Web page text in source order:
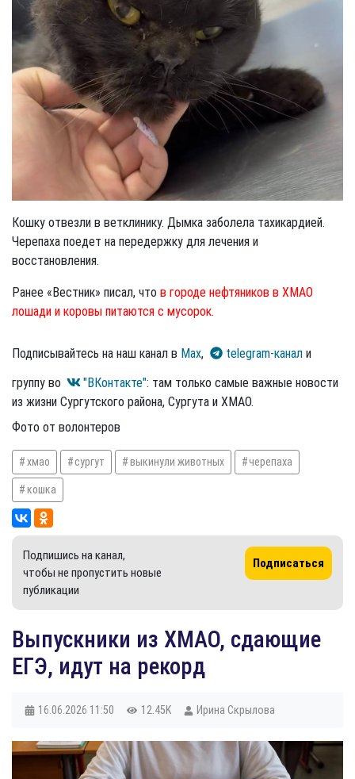
Кошку отвезли в ветклинику. Дымка заболела тахикардией.
Черепаха поедет на передержку для лечения и
восстановления.
Ранее «Вестник» писал, что в городе нефтяников в ХМАО
лошади и коровы питаются с мусорок.
Подписывайтесь на наш канал в Max, telegram-канал и
группу во
"ВКонтакте": там только самые важные новости
из жизни Сургутского района, Сургута и ХМАО.
Фото от волонтеров
хмао сургут выкинули животных черепаха
кошка
Подпишись на канал,
чтобы не пропустить новые
публикации
Подписаться
Выпускники из ХМАО, сдающие
ЕГЭ, идут на рекорд
16.06.2026 11:50 12.45K Ирина Скрылова